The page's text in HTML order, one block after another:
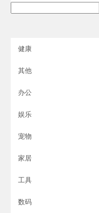
健康
其他
办公
娱乐
宠物
家居
工具
数码